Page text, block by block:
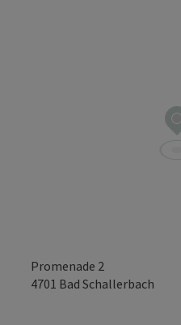
Promenade 2
4701 Bad Schallerbach